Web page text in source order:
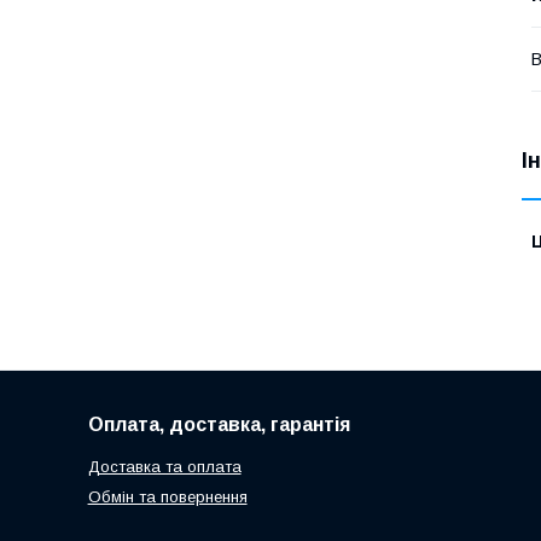
Оплата, доставка, гарантія
Доставка та оплата
Обмін та повернення